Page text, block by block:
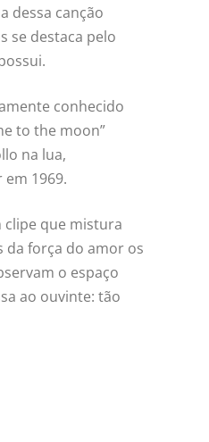
dessa canção
se destaca pelo
conhecido
to the moon”
na lua,
1969.
clipe que mistura
da força do amor os
o espaço
ao ouvinte: tão